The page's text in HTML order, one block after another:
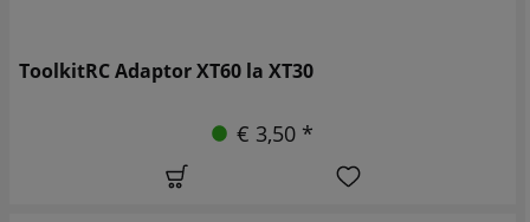
ToolkitRC Adaptor XT60 la XT30
€ 3,50 *